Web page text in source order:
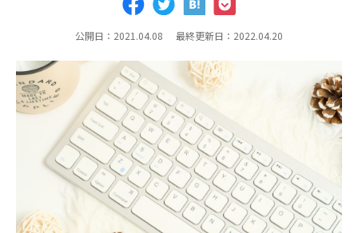
公開日：2021.04.08 最終更新日：2022.04.20